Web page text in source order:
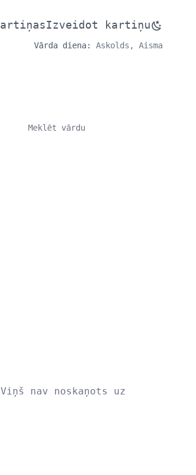
Izveidot kartiņu
Vārda diena: Askolds, Aisma
nav noskaņots uz